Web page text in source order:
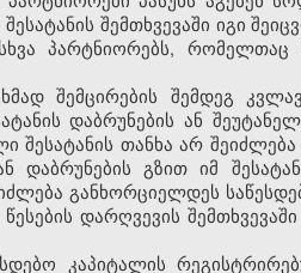
შემთხვევაში იგი
პარტნიორებს, რომელთაც
შემცირების შემდეგ
დაბრუნების ან
შესატანის თანხა არ
დაბრუნების გზით იმ
განხორციელდეს
დარღვევის
კაპიტალის